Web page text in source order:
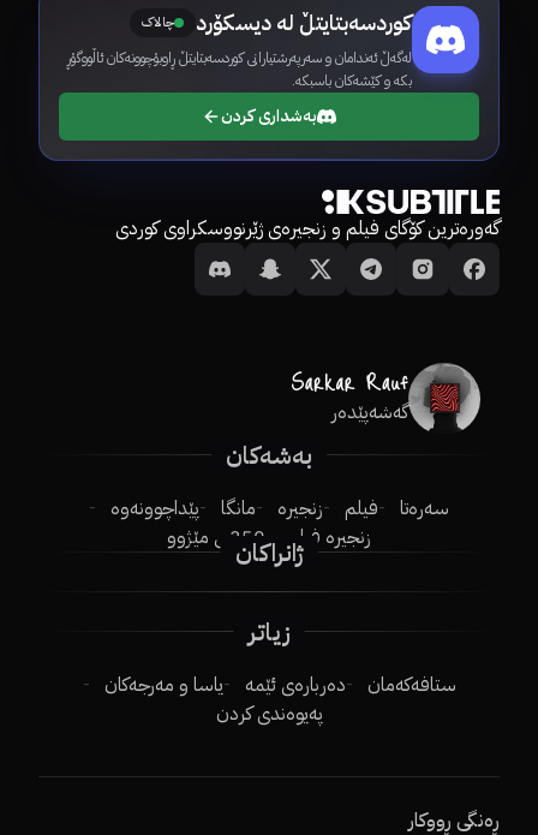
کوردسەبتایتڵ لە دیسکۆرد چالاک
لەگەڵ ئەندامان و سەرپەرشتیارانی کوردسەبتایتڵ ڕاوبۆچوونەکان ئاڵووگۆڕ
بکە و کێشەکان باسبکە.
بەشداری کردن
گەورەترین کۆگای فیلم و زنجیرەی ژێرنووسکراوی کوردی
گەشەپێدەر
بەشەکان
سەرەتا فیلم زنجیرە مانگا
پێداچوونەوە
زنجیرە فیلم
250ـی مێژوو
ژانراکان
زیاتر
ستافەکەمان دەربارەی ئێمە
یاسا و مەرجەکان
پەیوەندی کردن
ڕەنگی ڕووکار